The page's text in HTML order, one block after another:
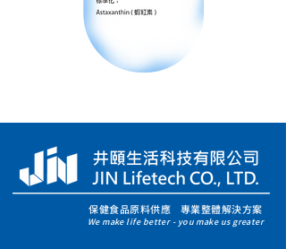
保健食品原料供應 專業整體解決方案
We make life better - you make us greater